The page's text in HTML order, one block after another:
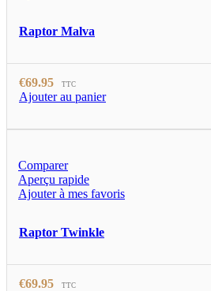
Raptor Malva
€69.95 TTC
Ajouter au panier
Comparer
Aperçu rapide
Ajouter à mes favoris
Raptor Twinkle
€69.95 TTC